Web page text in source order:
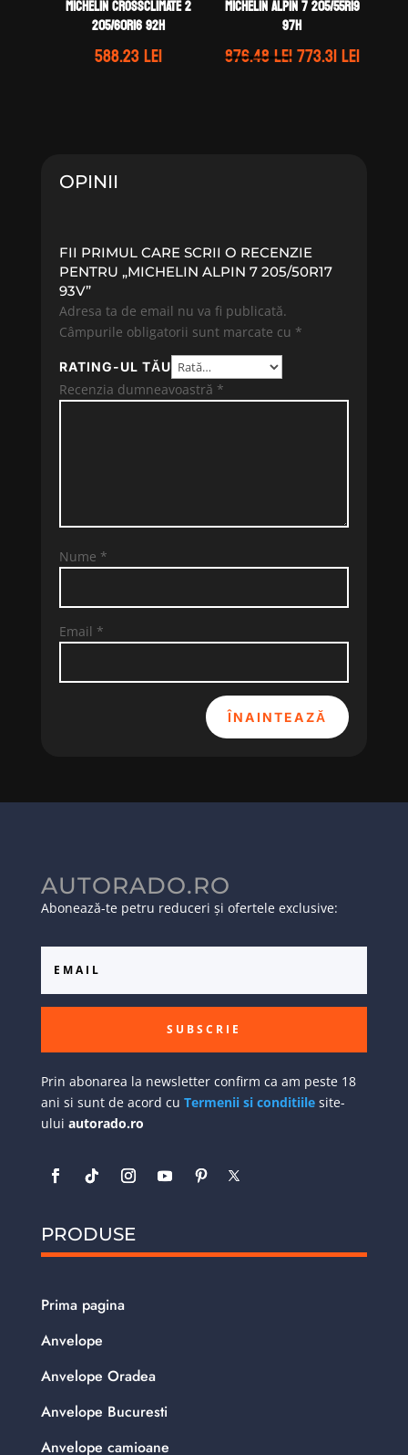
Michelin CROSSCLIMATE 2
205/60R16 92H
588.23lei
Michelin ALPIN 7 205/55R19
97H
876.48leiPrețul
773.31leiPrețul
OPINII
FII PRIMUL CARE SCRII O RECENZIE
PENTRU „MICHELIN ALPIN 7 205/50R17
93V”
Adresa ta de email nu va fi publicată.
Câmpurile obligatorii sunt marcate cu *
RATING-UL TĂU
Recenzia dumneavoastră *
Nume *
Email *
ÎNAINTEAZĂ
AUTORADO.RO
Abonează-te petru reduceri și ofertele exclusive:
SUBSCRIE
Prin abonarea la newsletter confirm ca am peste 18
ani si sunt de acord cu Termenii si conditiilesite-
ului autorado.ro
PRODUSE
Prima pagina
Anvelope
Anvelope Oradea
Anvelope Bucuresti
Anvelope camioane